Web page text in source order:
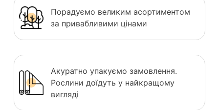
Порадуємо великим асортиментом
за привабливими цінами
Акуратно упакуємо замовлення.
Рослини доїдуть у найкращому
вигляді